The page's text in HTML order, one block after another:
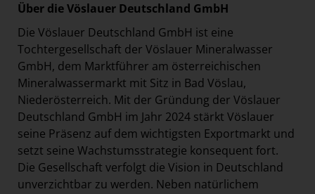
Über die Vöslauer Deutschland GmbH
Die Vöslauer Deutschland GmbH ist eine
Tochtergesellschaft der Vöslauer Mineralwasser
GmbH, dem Marktführer am österreichischen
Mineralwassermarkt mit Sitz in Bad Vöslau,
Niederösterreich. Mit der Gründung der Vöslauer
Deutschland GmbH im Jahr 2024 stärkt Vöslauer
seine Präsenz auf dem wichtigsten Exportmarkt und
setzt seine Wachstumsstrategie konsequent fort.
Die Gesellschaft verfolgt die Vision in Deutschland
unverzichtbar zu werden. Neben natürlichem